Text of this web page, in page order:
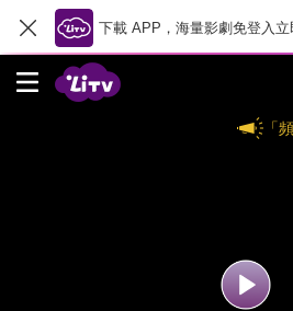
下載 APP，海量影劇免登入立
「